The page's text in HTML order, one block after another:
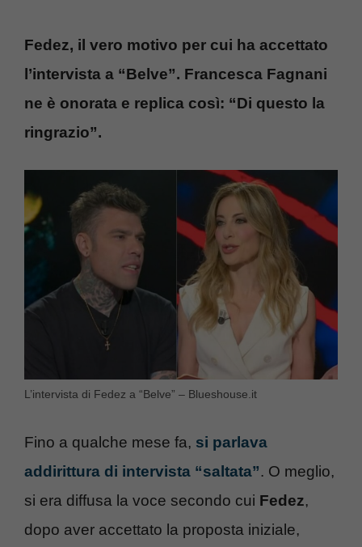
Fedez, il vero motivo per cui ha accettato
l’intervista a “Belve”. Francesca Fagnani
ne è onorata e replica così: “Di questo la
ringrazio”.
L’intervista di Fedez a “Belve” – Blueshouse.it
Fino a qualche mese fa, si parlava
addirittura di intervista “saltata”. O meglio,
si era diffusa la voce secondo cui Fedez,
dopo aver accettato la proposta iniziale,